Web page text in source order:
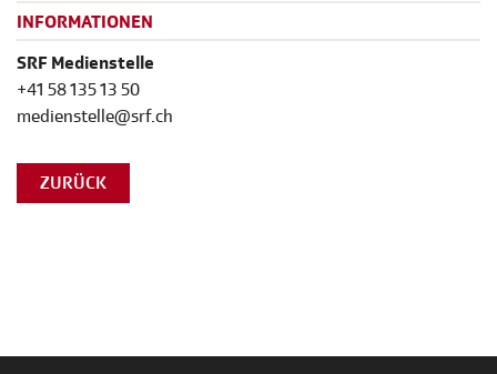
INFORMATIONEN
SRF Medienstelle
+41 58 135 13 50
medienstelle@srf.ch
ZURÜCK